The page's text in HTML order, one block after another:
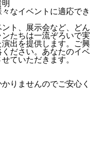
なイベントに適応でき
ト、展示会など、どん
たちは一流ぞろいで実
出を提供します。ご興
ださい。あなたのイベ
ていただきます。
りませんのでご安心く